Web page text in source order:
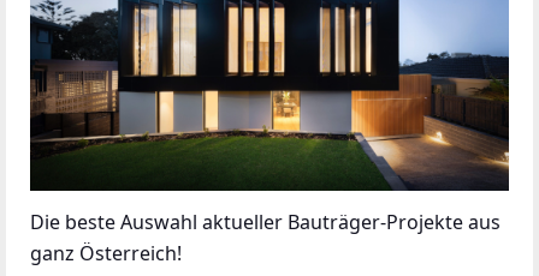
Die beste Auswahl aktueller Bauträger-Projekte aus
ganz Österreich!